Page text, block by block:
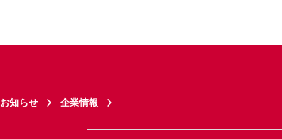
お知らせ 企業情報